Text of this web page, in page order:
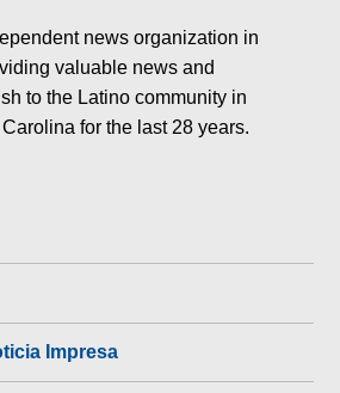
news organization in
valuable news and
to the Latino community in
for the last 28 years.
Impresa